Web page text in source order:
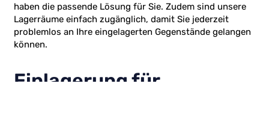
haben die passende Lösung für Sie. Zudem sind unsere
Lagerräume einfach zugänglich, damit Sie jederzeit
problemlos an Ihre eingelagerten Gegenstände gelangen
können.
Einlagerung für